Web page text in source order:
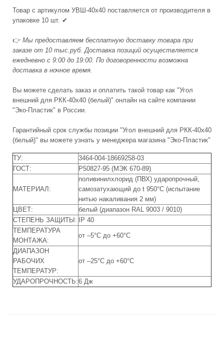
Товар с артикулом УВШ-40х40 поставляется от производителя в
упаковке 10 шт. ✔
👉 Мы предоставляем бесплатную доставку товара при
заказе от 10 тыс.руб. Доставка позиций осуществляется
ежедневно с 9:00 до 19:00. По договоренности возможна
доставка в ночное время.
Вы можете сделать заказ и оплатить такой товар как "Угол
внешний для РКК-40х40 (белый)" онлайн на сайте компании
"Эко-Пластик" в России.
Гарантийный срок службы позиции "Угол внешний для РКК-40х40
(белый)" вы можете узнать у менеджера магазина "Эко-Пластик"
ТУ:
3464-004-18669258-03
ГОСТ:
Р50827-95 (МЭК 670-89)
МАТЕРИАЛ:
поливинилхлорид (ПВХ) ударопрочный,
самозатухающий до t 950°С (испытание
нитью накаливания 2 мм)
ЦВЕТ:
белый (диапазон RAL 9003 / 9010)
СТЕПЕНЬ ЗАЩИТЫ:
IP 40
ТЕМПЕРАТУРА
МОНТАЖА:
от –5°С до +60°С
ДИАПАЗОН
РАБОЧИХ
ТЕМПЕРАТУР:
от –25°С до +60°С
УДАРОПРОЧНОСТЬ:6 Дж